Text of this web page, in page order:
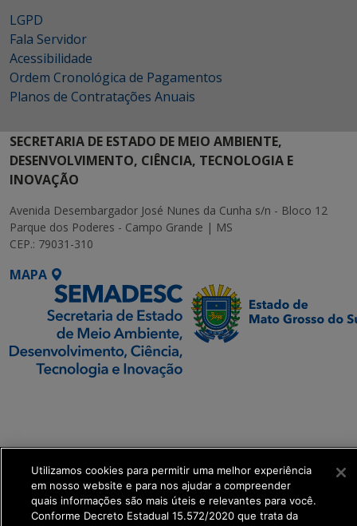
LGPD
Fala Servidor
Acessibilidade
Ordem Cronológica de Pagamentos
Planos de Contratações Anuais
SECRETARIA DE ESTADO DE MEIO AMBIENTE,
DESENVOLVIMENTO, CIÊNCIA, TECNOLOGIA E
INOVAÇÃO
Avenida Desembargador José Nunes da Cunha s/n - Bloco 12
Parque dos Poderes - Campo Grande | MS
CEP.: 79031-310
MAPA
get_footer();
Utilizamos cookies para permitir uma melhor experiência
em nosso website e para nos ajudar a compreender
quais informações são mais úteis e relevantes para você.
Conforme Decreto Estadual 15.572/2020 que trata da